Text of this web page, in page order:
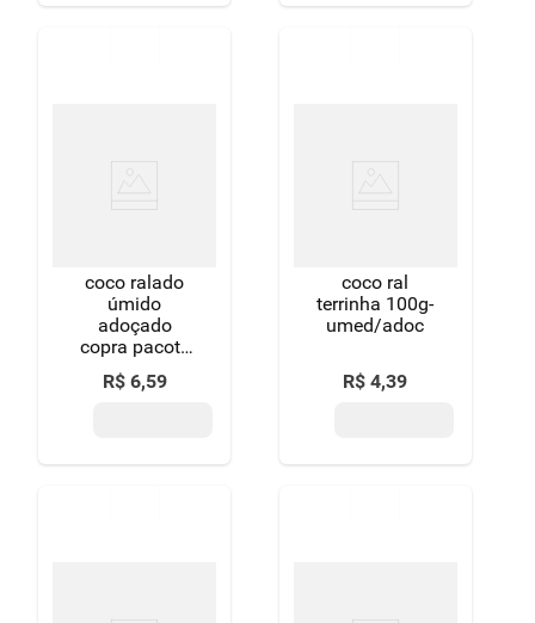
coco ralado
úmido
adoçado
copra pacote
100g
R$ 6,59
coco ral
terrinha 100g-
umed/adoc
R$ 4,39